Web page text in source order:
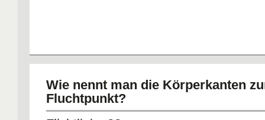
Wie nennt man die Körperkanten
Fluchtpunkt?